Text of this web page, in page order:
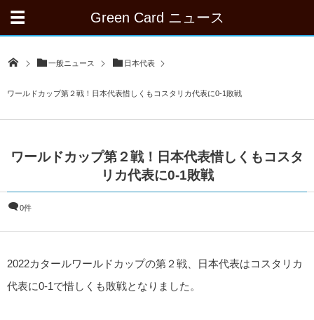
Green Card ニュース
一般ニュース 日本代表
ワールドカップ第２戦！日本代表惜しくもコスタリカ代表に0-1敗戦
ワールドカップ第２戦！日本代表惜しくもコスタ
リカ代表に0-1敗戦
0件
2022カタールワールドカップの第２戦、日本代表はコスタリカ
代表に0-1で惜しくも敗戦となりました。